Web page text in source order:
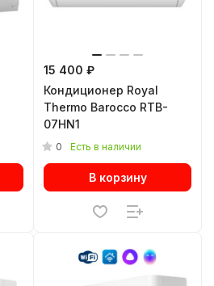
15 400 ₽
Кондиционер Royal
Thermo Barocco RTB-
07HN1
0 Есть в наличии
В корзину